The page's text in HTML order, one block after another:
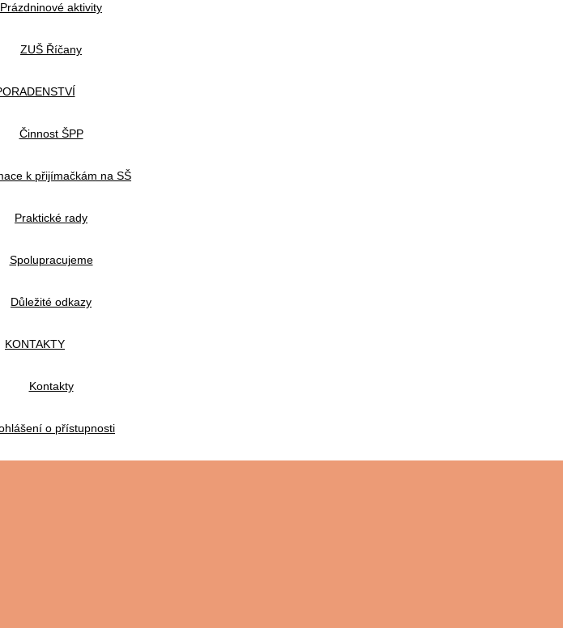
Prázdninové aktivity
ZUŠ Říčany
Činnost ŠPP
k přijímačkám na SŠ
Praktické rady
Spolupracujeme
Důležité odkazy
KONTAKTY
Kontakty
o přístupnosti